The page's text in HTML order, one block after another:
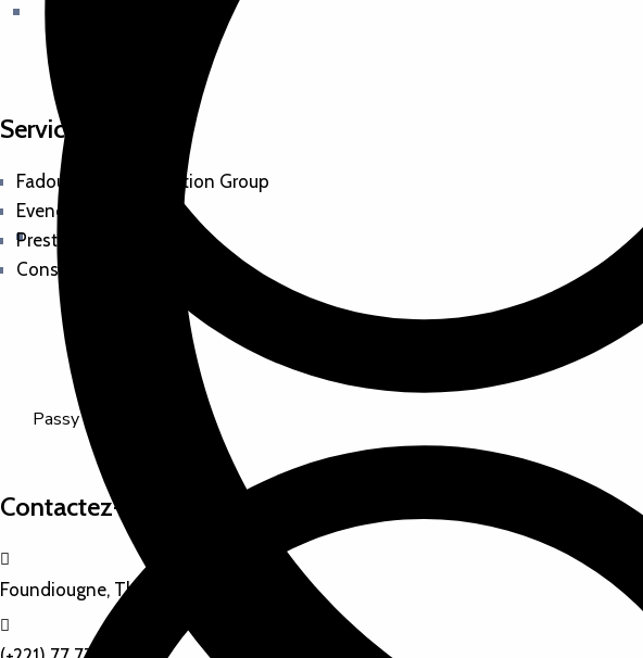
Passy
Services
Fadoum Communication Group
Evenementiel
Prestation de services
Conseils en communication
Contactez-nous
Foundiougne, Thiamène